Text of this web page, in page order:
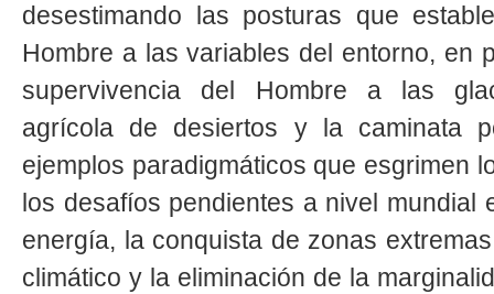
desestimando las posturas que
Hombre a las variables del entorno, en
supervivencia del Hombre a las
agrícola de desiertos y la caminata
ejemplos paradigmáticos que esgrimen
los desafíos pendientes a nivel mundial
energía, la conquista de zonas
climático y la eliminación de la